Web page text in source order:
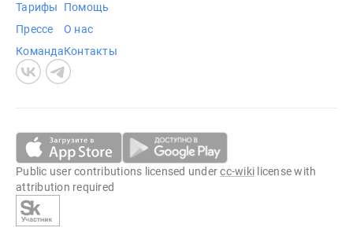
Тарифы
Прессе
Команда
Помощь
О нас
Контакты
Public user contributions licensed undercc-wiki license with
attribution required